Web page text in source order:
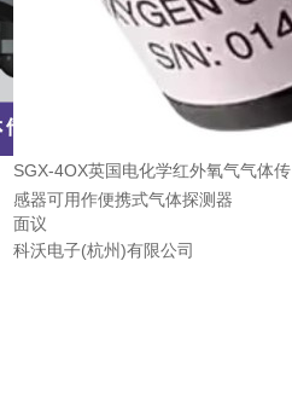
SGX-4OX英国电化学红外氧气气体传
感器可用作便携式气体探测器
面议
科沃电子(杭州)有限公司